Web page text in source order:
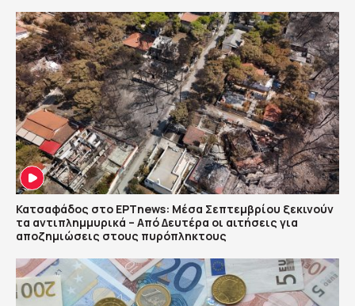
Κατσαφάδος στο ΕΡΤnews: Μέσα Σεπτεμβρίου ξεκινούν
τα αντιπλημμυρικά – Από Δευτέρα οι αιτήσεις για
αποζημιώσεις στους πυρόπληκτους